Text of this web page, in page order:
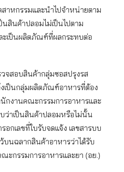
สาหกรรมและนำไปจำหน่ายตาม
นสินค้าปลอมไม่เป็นไปตาม
ะเป็นผลิตภัณฑ์ที่ผลกระทบต่อ
จสอบสินค้ากลุ่มซอสปรุงรส
เป็นกลุ่มผลิตภัณฑ์อาหารที่ต้อง
กงานคณะกรรมการอาหารและ
ว่าเป็นสินค้าปลอมหรือไม่นั้น
อกเลขที่ใบรับจดแจ้ง เลขสารบบ
บนฉลากสินค้าอาหารว่าได้รับ
ะกรรมการอาหารและยา (อย.)